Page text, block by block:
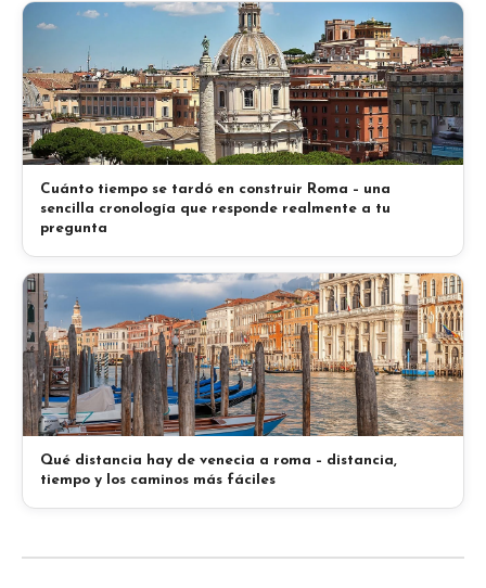
Cuánto tiempo se tardó en construir Roma – una
sencilla cronología que responde realmente a tu
pregunta
Qué distancia hay de venecia a roma – distancia,
tiempo y los caminos más fáciles